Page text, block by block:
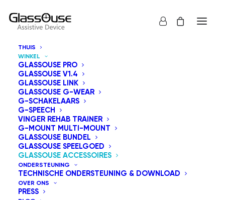
THUIS
WINKEL
GLASSOUSE PRO
GLASSOUSE V1.4
GLASSOUSE LINK
GLASSOUSE G-WEAR
G-SCHAKELAARS
G-SPEECH
VINGER REHAB TRAINER
G-MOUNT MULTI-MOUNT
GLASSOUSE BUNDEL
GLASSOUSE SPEELGOED
GLASSOUSE ACCESSOIRES
ONDERSTEUNING
TECHNISCHE ONDERSTEUNING & DOWNLOAD
OVER ONS
PRESS
Wij bieden een assortiment accessoires aan die
naadloos kunnen worden geïntegreerd met de
hulpmiddelen en aangepaste schakelaars van
GlassOuse, om de toegankelijkheid en
gebruikerservaring te verbeteren.
Toon alles